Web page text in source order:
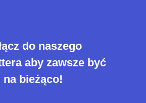
do naszego
aby zawsze być
na bieżąco!